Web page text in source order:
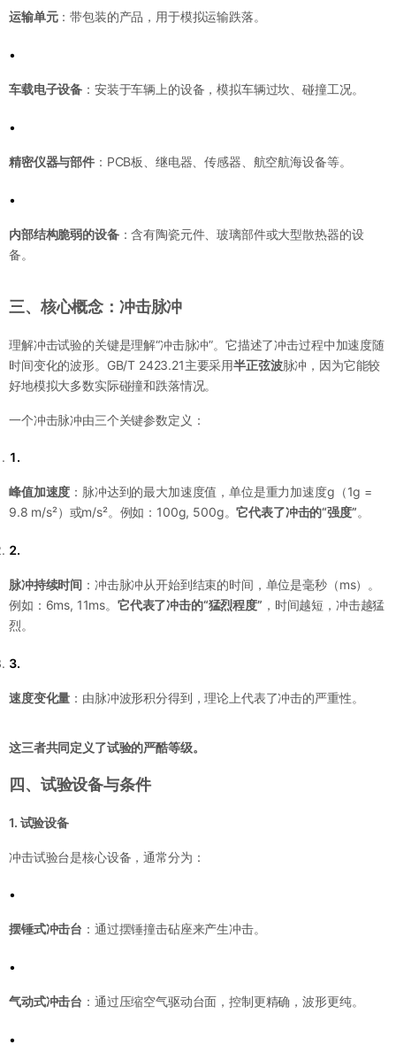
运输单元：带包装的产品，用于模拟运输跌落。
•
车载电子设备 ：安装于车辆上的设备，模拟车辆过坎、碰撞工况。
•
精密仪器与部件：PCB板、继电器、传感器、航空航海设备等。
•
内部结构脆弱的设备：含有陶瓷元件、玻璃部件或大型散热器的设
备。
三、核心概念：冲击脉冲
理解冲击试验的关键是理解“冲击脉冲”。它描述了冲击过程中加速度随
时间变化的波形。GB/T 2423.21主要采用半正弦波脉冲，因为它能较
好地模拟大多数实际碰撞和跌落情况。
一个冲击脉冲由三个关键参数定义：
1.
峰值加速度 ：脉冲达到的最大加速度值，单位是重力加速度g（1g =
9.8 m/s²）或m/s²。例如：100g, 500g。它代表了冲击的“强度”。
2.
脉冲持续时间 ：冲击脉冲从开始到结束的时间，单位是毫秒（ms）。
例如：6ms, 11ms。 它代表了冲击的“猛烈程度” ，时间越短，冲击越猛
烈。
3.
速度变化量 ：由脉冲波形积分得到，理论上代表了冲击的严重性。
这三者共同定义了试验的严酷等级。
四、试验设备与条件
1. 试验设备
冲击试验台是核心设备，通常分为：
•
摆锤式冲击台 ：通过摆锤撞击砧座来产生冲击。
•
气动式冲击台 ：通过压缩空气驱动台面，控制更精确，波形更纯。
•